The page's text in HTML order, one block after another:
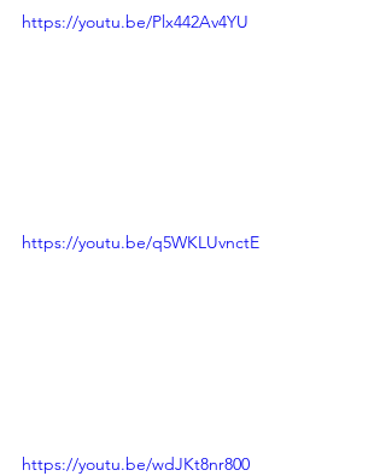
https://youtu.be/Plx442Av4YU
https://youtu.be/q5WKLUvnctE
https://youtu.be/wdJKt8nr800